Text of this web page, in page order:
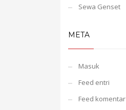
Sewa Genset
META
Masuk
Feed entri
Feed komentar